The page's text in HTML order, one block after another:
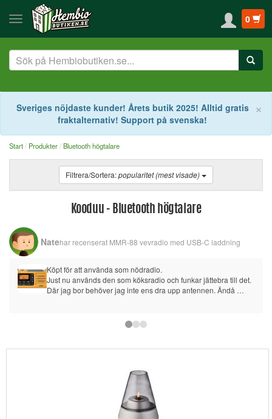
0
×
Sveriges nöjdaste kunder! Årets butik 2025! Alltid gratis
fraktalternativ! Support på svenska!
Start Produkter Bluetooth högtalare
Filtrera/Sortera:popularitet (mest visade)
Kooduu - Bluetooth högtalare
Natehar recenserat MMR-88 vevradio med USB-C laddning
Köpt för att använda som nödradio.
Just nu används den som köksradio och funkar jättebra till det.
Där jag bor behöver jag inte ens dra upp antennen. Ändå
Lagom stor och känns gediget byggd. Valde den här istället för